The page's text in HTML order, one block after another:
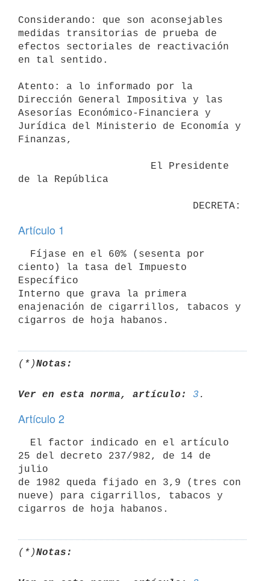
Considerando: que son aconsejables
medidas transitorias de prueba de
efectos sectoriales de reactivación
en tal sentido.
Atento: a lo informado por la
Dirección General Impositiva y las
Asesorías Económico-Financiera y
Jurídica del Ministerio de Economía y
Finanzas,
de la República
Artículo 1
ciento) la tasa del Impuesto
Específico
Interno que grava la primera
enajenación de cigarrillos, tabacos y
(*)Notas:
Ver en esta norma, artículo: 3
Artículo 2
25 del decreto 237/982, de 14 de
julio
de 1982 queda fijado en 3,9 (tres con
nueve) para cigarrillos, tabacos y
(*)Notas: